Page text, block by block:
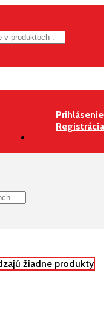
Prihlásenie
Registrácia
žiadne produkty